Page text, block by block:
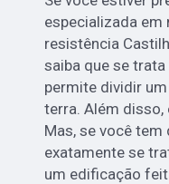
especializada
resistência
saiba que se
permite dividir
terra. Além disso,
Mas, se você
exatamente se
um edificação